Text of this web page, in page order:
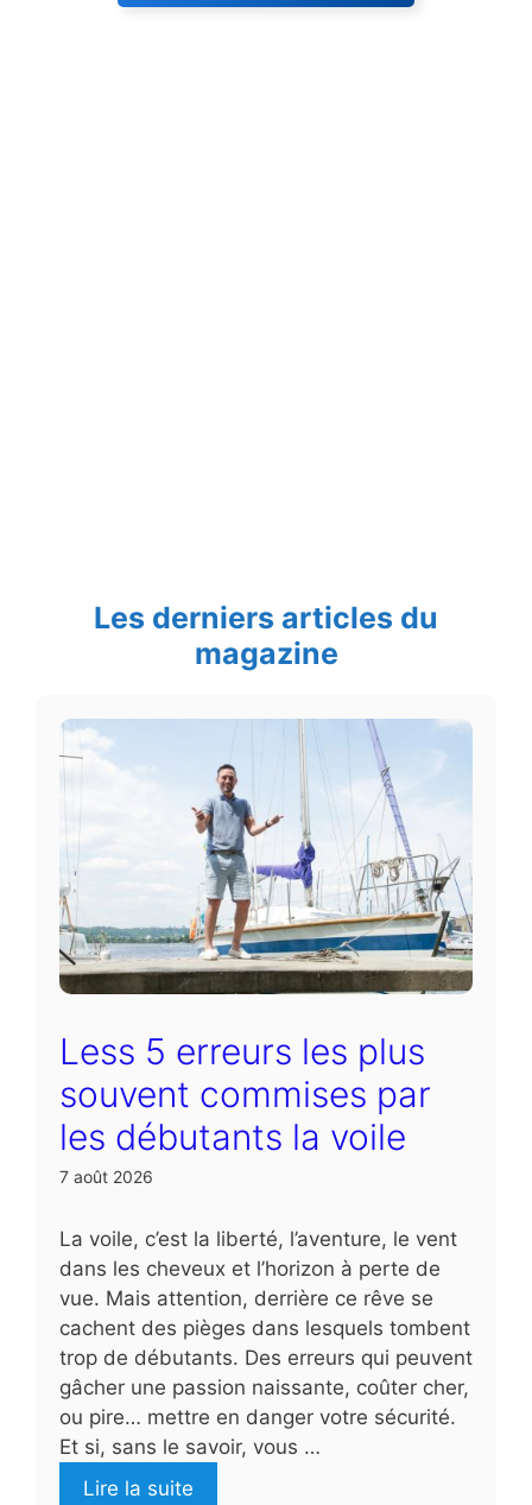
Les derniers articles du
magazine
Less 5 erreurs les plus
souvent commises par
les débutants la voile
7 août 2026
La voile, c’est la liberté, l’aventure, le vent
dans les cheveux et l’horizon à perte de
vue. Mais attention, derrière ce rêve se
cachent des pièges dans lesquels tombent
trop de débutants. Des erreurs qui peuvent
gâcher une passion naissante, coûter cher,
ou pire… mettre en danger votre sécurité.
Et si, sans le savoir, vous …
Lire la suite